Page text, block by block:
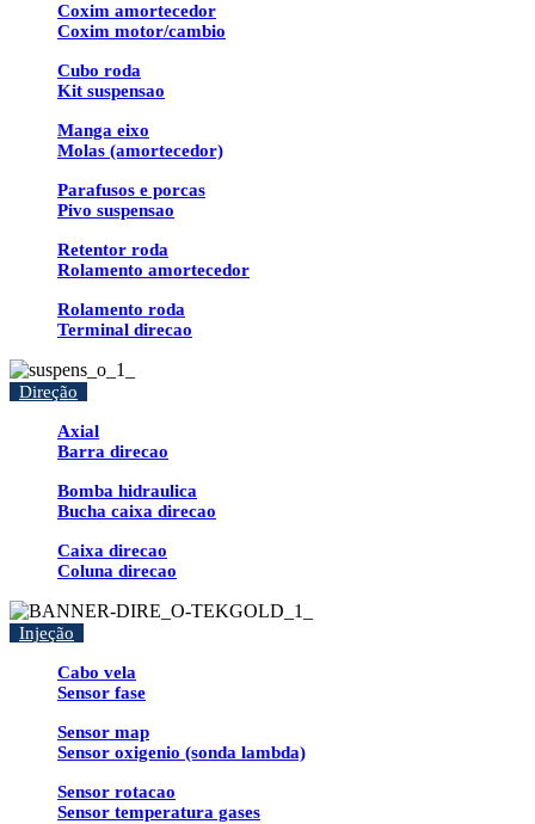
Coxim amortecedor
Coxim motor/cambio
Cubo roda
Kit suspensao
Manga eixo
Molas (amortecedor)
Parafusos e porcas
Pivo suspensao
Retentor roda
Rolamento amortecedor
Rolamento roda
Terminal direcao
Direção
Axial
Barra direcao
Bomba hidraulica
Bucha caixa direcao
Caixa direcao
Coluna direcao
Injeção
Cabo vela
Sensor fase
Sensor map
Sensor oxigenio (sonda lambda)
Sensor rotacao
Sensor temperatura gases